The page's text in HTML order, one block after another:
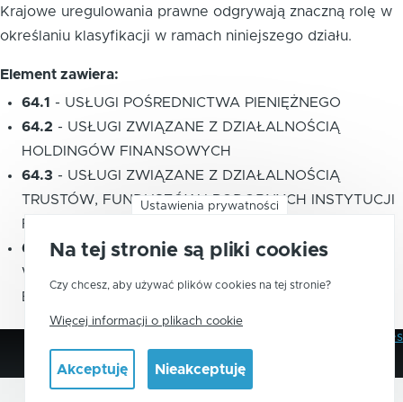
Krajowe uregulowania prawne odgrywają znaczną rolę w
określaniu klasyfikacji w ramach niniejszego działu.
Element zawiera:
64.1 - USŁUGI POŚREDNICTWA PIENIĘŻNEGO
64.2 - USŁUGI ZWIĄZANE Z DZIAŁALNOŚCIĄ
HOLDINGÓW FINANSOWYCH
64.3 - USŁUGI ZWIĄZANE Z DZIAŁALNOŚCIĄ
TRUSTÓW, FUNDUSZÓW I PODOBNYCH INSTYTUCJI
FINANSOWYCH
64.9-POZOSTAŁE USŁUGI FINANSOWE, Z
WYŁĄCZENIEM UBEZPIECZEŃ I FUNDUSZÓW
EMERYTALNYCH
Pliki Cookies
Ustawienia prywatności
Na tej stronie są pliki cookies
Czy chcesz, aby używać plików cookies na tej stronie?
Więcej informacji o plikach cookie
Akceptuję Nieakceptuję